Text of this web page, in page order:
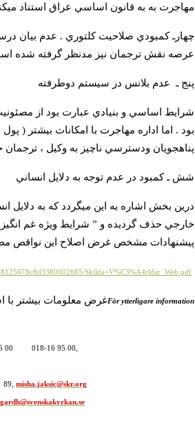
مهاجرت به به قانون اساسي عراق استناد
چهارـ کمبودي صلاحيت کلتوري . عدم بيان
عرصه نقش ترجمان نيز مدنظر گرفته شده
پنج ـ عدم بلانس در سيستم دوطرفته
شرايط اساسي و بنيادي عبارت بود از
بود . اما اداره مهاجرت با امکانات بيشتر (
پناهجويان ودسترسي ناچيز به وکيل ،
شش ـ کمبود در عدم توجه به دلايل انساني
درين بخش اشاره به اين ميگردد که به دلايل
خارجي حذف گرديده و ” شرايط ويژه غم
پيشنهادات مشخص غرض اصلاح اين نواقص
Skilda+V%C3%A4rldar_Web.pdf
غرض معلومات بيشتر باFör ytterligare information
00 018-16 95 00,
misha.jaksic@skr.org